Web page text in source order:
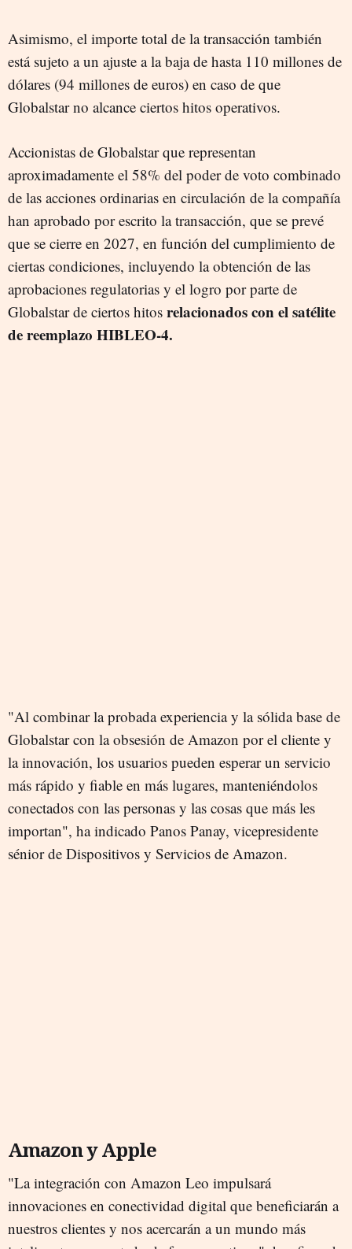
Asimismo, el importe total de la transacción también
está sujeto a un ajuste a la baja de hasta 110 millones de
dólares (94 millones de euros) en caso de que
Globalstar no alcance ciertos hitos operativos.
Accionistas de Globalstar que representan
aproximadamente el 58% del poder de voto combinado
de las acciones ordinarias en circulación de la compañía
han aprobado por escrito la transacción, que se prevé
que se cierre en 2027, en función del cumplimiento de
ciertas condiciones, incluyendo la obtención de las
aprobaciones regulatorias y el logro por parte de
Globalstar de ciertos hitos relacionados con el satélite
de reemplazo HIBLEO-4.
"Al combinar la probada experiencia y la sólida base de
Globalstar con la obsesión de Amazon por el cliente y
la innovación, los usuarios pueden esperar un servicio
más rápido y fiable en más lugares, manteniéndolos
conectados con las personas y las cosas que más les
importan", ha indicado Panos Panay, vicepresidente
sénior de Dispositivos y Servicios de Amazon.
Amazon y Apple
"La integración con Amazon Leo impulsará
innovaciones en conectividad digital que beneficiarán a
nuestros clientes y nos acercarán a un mundo más